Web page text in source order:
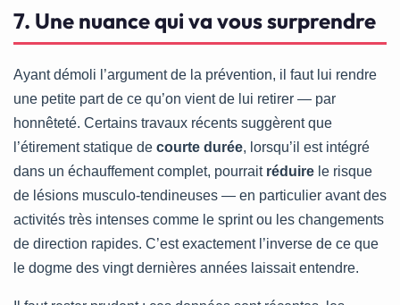
7. Une nuance qui va vous surprendre
Ayant démoli l’argument de la prévention, il faut lui rendre
une petite part de ce qu’on vient de lui retirer — par
honnêteté. Certains travaux récents suggèrent que
l’étirement statique de courte durée, lorsqu’il est intégré
dans un échauffement complet, pourrait réduire le risque
de lésions musculo-tendineuses — en particulier avant des
activités très intenses comme le sprint ou les changements
de direction rapides. C’est exactement l’inverse de ce que
le dogme des vingt dernières années laissait entendre.